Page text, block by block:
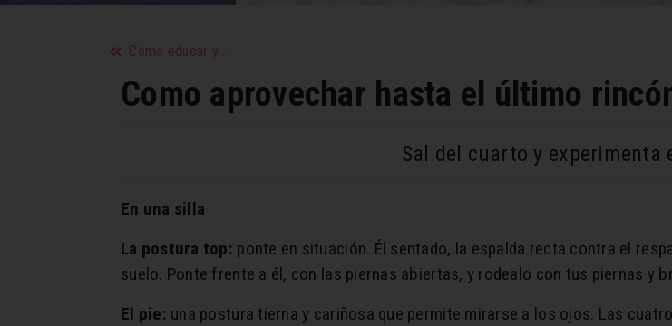
Cómo educar y enseñar el amor y el respeto
Como aprovechar hasta el último
Sal del cuarto y experimenta
En una silla
La postura top: ponte en situación. Él sentado, la espalda recta contra el
suelo. Ponte frente a él, con las piernas abiertas, y rodealo con tus piernas y
El pie: una postura tierna y cariñosa que permite mirarse a los ojos. Las